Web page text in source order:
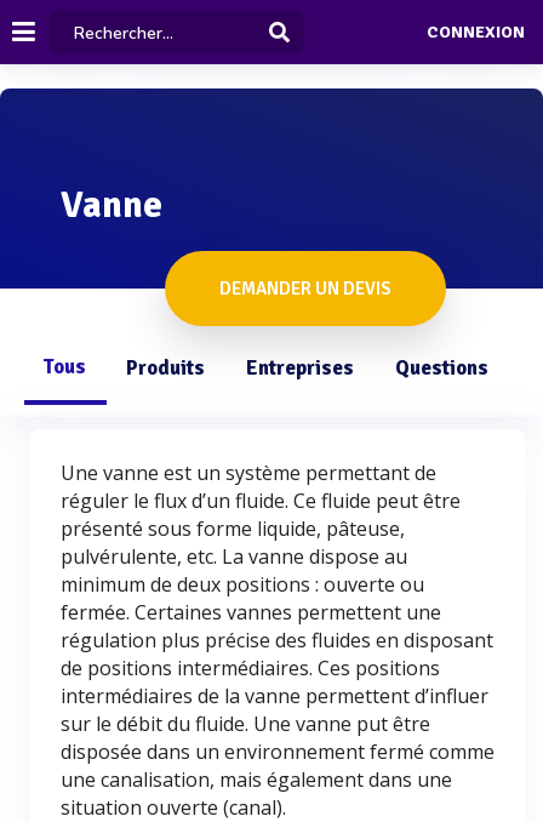
CONNEXION
Vanne
DEMANDER UN DEVIS
Tous Produits Entreprises Questions
Une vanne est un système permettant de
réguler le flux d’un fluide. Ce fluide peut être
présenté sous forme liquide, pâteuse,
pulvérulente, etc. La vanne dispose au
minimum de deux positions : ouverte ou
fermée. Certaines vannes permettent une
régulation plus précise des fluides en disposant
de positions intermédiaires. Ces positions
intermédiaires de la vanne permettent d’influer
sur le débit du fluide. Une vanne put être
disposée dans un environnement fermé comme
une canalisation, mais également dans une
situation ouverte (canal).